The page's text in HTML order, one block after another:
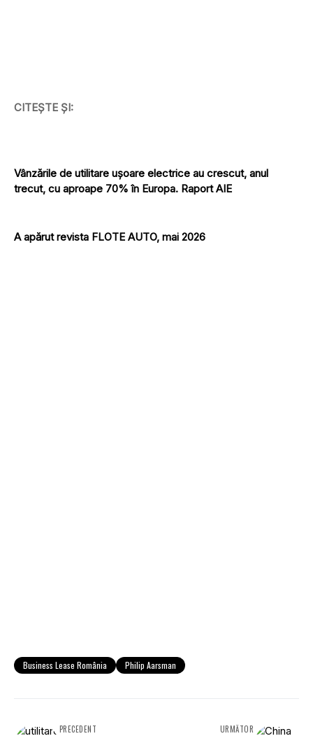
CITEȘTE ȘI:
Vânzările de utilitare ușoare electrice au crescut, anul
trecut, cu aproape 70% în Europa. Raport AIE
A apărut revista FLOTE AUTO, mai 2026
Business Lease România Philip Aarsman
PRECEDENT URMĂTOR